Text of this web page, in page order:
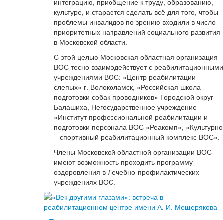
культуре, и старается сделать всё для того, чтобы
проблемы инвалидов по зрению входили в число
приоритетных направлений социального развития
в Московской области.
С этой целью Московская областная организация
ВОС тесно взаимодействует с реабилитационными
учреждениями ВОС: «Центр реабилитации
слепых» г. Волоколамск, «Российская школа
подготовки собак-проводников» Городской округ
Балашиха, Негосударственное учреждение
«Институт профессиональной реабилитации и
подготовки персонала ВОС «Реакомп», «Культурно
– спортивный реабилитационный комплекс ВОС».
Члены Московской областной организации ВОС
имеют возможность проходить программу
оздоровления в Лечебно-профилактических
учреждениях ВОС.